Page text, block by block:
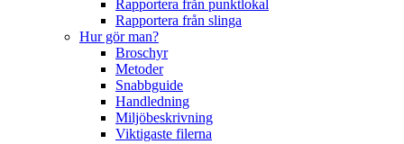
Rapportera från punktlokal
Rapportera från slinga
Hur gör man?
Broschyr
Metoder
Snabbguide
Handledning
Miljöbeskrivning
Viktigaste filerna